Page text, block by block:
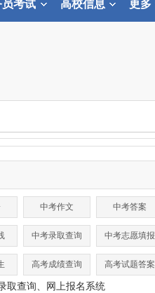
考试 高校信息 更多
中考作文 中考答案
中考录取查询 中考志愿填报
高考成绩查询 高考试题答案
取查询、网上报名系统